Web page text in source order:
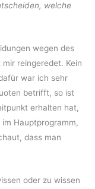
welche
wegen des
reingeredet. Kein
war ich sehr
betrifft, so ist
erhalten hat,
Hauptprogramm,
dass man
oder zu wissen